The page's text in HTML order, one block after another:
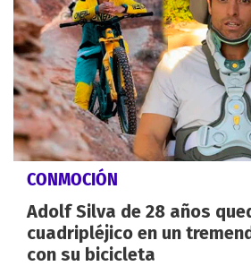
CONMOCIÓN
Adolf Silva de 28 años
cuadripléjico en un
con su bicicleta